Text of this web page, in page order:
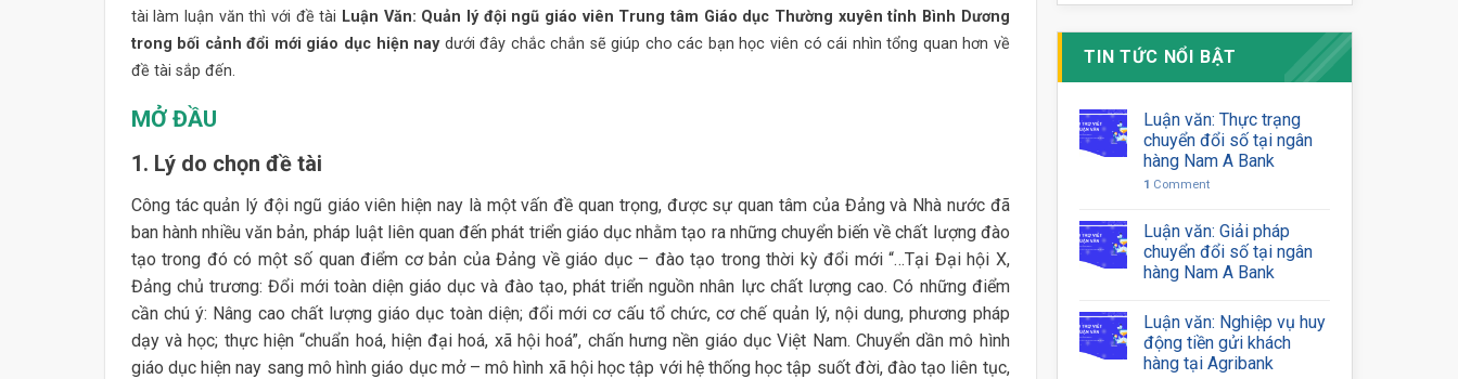
tài làm luận văn thì với đề tài Luận Văn: Quản lý đội ngũ giáo viên Trung tâm Giáo dục Thường xuyên tỉnh Bình Dương
trong bối cảnh đổi mới giáo dục hiện nay dưới đây chắc chắn sẽ giúp cho các bạn học viên có cái nhìn tổng quan hơn về
đề tài sắp đến.
MỞ ĐẦU
1. Lý do chọn đề tài
Công tác quản lý đội ngũ giáo viên hiện nay là một vấn đề quan trọng, được sự quan tâm của Đảng và Nhà nước đã
ban hành nhiều văn bản, pháp luật liên quan đến phát triển giáo dục nhằm tạo ra những chuyển biến về chất lượng đào
tạo trong đó có một số quan điểm cơ bản của Đảng về giáo dục – đào tạo trong thời kỳ đổi mới “…Tại Đại hội X,
Đảng chủ trương: Đổi mới toàn diện giáo dục và đào tạo, phát triển nguồn nhân lực chất lượng cao. Có những điểm
cần chú ý: Nâng cao chất lượng giáo dục toàn diện; đổi mới cơ cấu tổ chức, cơ chế quản lý, nội dung, phương pháp
dạy và học; thực hiện “chuẩn hoá, hiện đại hoá, xã hội hoá”, chấn hưng nền giáo dục Việt Nam. Chuyển dần mô hình
giáo dục hiện nay sang mô hình giáo dục mở – mô hình xã hội học tập với hệ thống học tập suốt đời, đào tạo liên tục,
TIN TỨC NỔI BẬT
Luận văn: Thực trạng
chuyển đổi số tại ngân
hàng Nam A Bank
1 Comment
Luận văn: Giải pháp
chuyển đổi số tại ngân
hàng Nam A Bank
Luận văn: Nghiệp vụ huy
động tiền gửi khách
hàng tại Agribank